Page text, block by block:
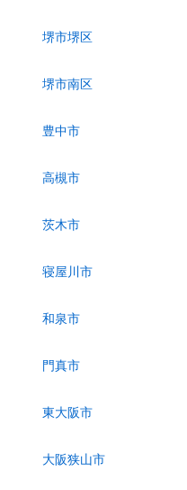
堺市堺区
堺市南区
豊中市
高槻市
茨木市
寝屋川市
和泉市
門真市
東大阪市
大阪狭山市